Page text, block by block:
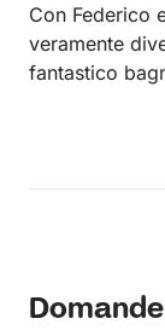
Con Federico
veramente
fantastico